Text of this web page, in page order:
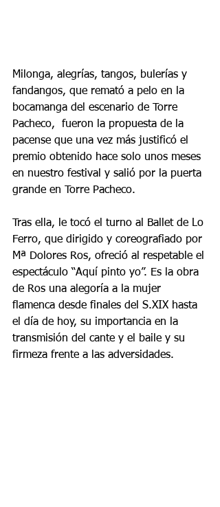
Milonga, alegrías, tangos, bulerías y
fandangos, que remató a pelo en la
bocamanga del escenario de Torre
Pacheco,  fueron la propuesta de la
pacense que una vez más justificó el
premio obtenido hace solo unos meses
en nuestro festival y salió por la puerta
grande en Torre Pacheco.
Tras ella, le tocó el turno al Ballet de Lo
Ferro, que dirigido y coreografiado por
Mª Dolores Ros, ofreció al respetable el
espectáculo “Aquí pinto yo”. Es la obra
de Ros una alegoría a la mujer
flamenca desde finales del S.XIX hasta
el día de hoy, su importancia en la
transmisión del cante y el baile y su
firmeza frente a las adversidades.